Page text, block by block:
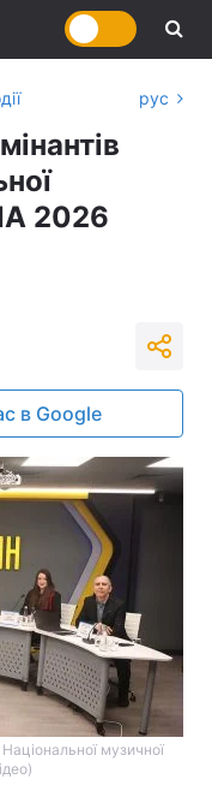
рус
2026
в Google
музичної